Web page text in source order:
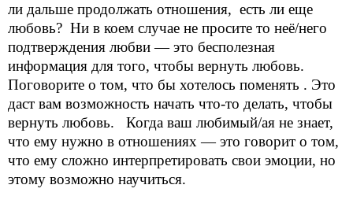
ли дальше продолжать отношения, есть ли еще
любовь? Ни в коем случае не просите то неё/него
подтверждения любви — это бесполезная
информация для того, чтобы вернуть любовь.
Поговорите о том, что бы хотелось поменять . Это
даст вам возможность начать что-то делать, чтобы
вернуть любовь. Когда ваш любимый/ая не знает,
что ему нужно в отношениях — это говорит о том,
что ему сложно интерпретировать свои эмоции, но
этому возможно научиться.